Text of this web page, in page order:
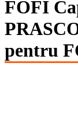
FOFI
pentru